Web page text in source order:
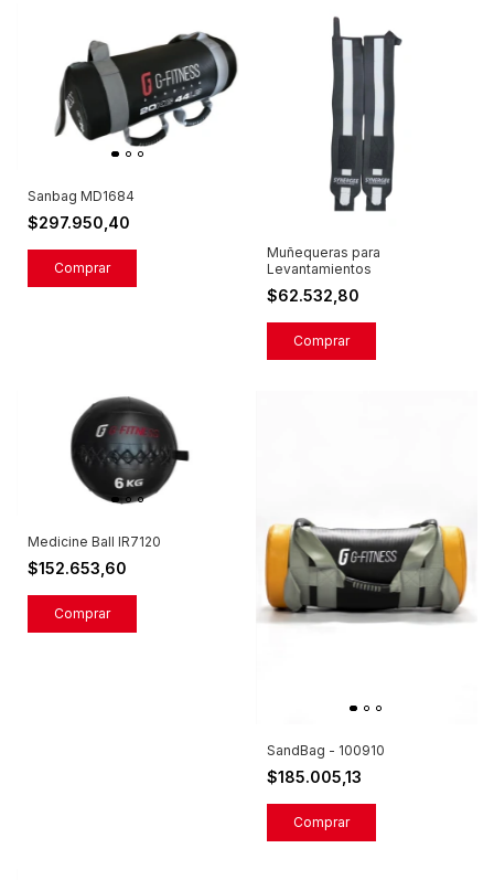
Sanbag MD1684
$297.950,40
Comprar
Muñequeras para
Levantamientos
$62.532,80
Medicine Ball IR7120
$152.653,60
Comprar
SandBag - 100910
$185.005,13
Comprar